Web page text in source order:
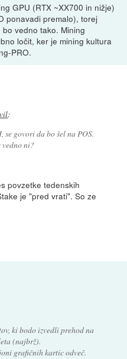
GPU (RTX ~XX700 in nižje)
ponavadi premalo), torej
vedno tako. Mining
ločit, ker je mining kultura
PRO.
:
govori da bo šel na POS.
vedno ni?
povzetke tedenskih
je "pred vrati". So ze
ki bodo izvedli prehod na
(najbrž).
grafičnih kartic odveč.